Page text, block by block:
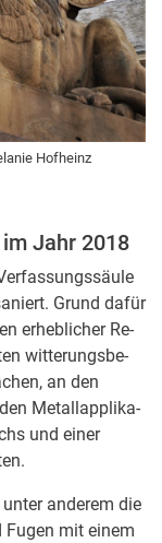
Hofheinz
Jahr 2018
Grund dafür
erheb­li­cher Re­
witte­rungs­be­
an den
Me­tal­lappli­ka­
und einer
anderem die
Fugen mit einem